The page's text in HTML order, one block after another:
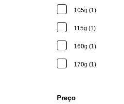
105g (1)
115g (1)
160g (1)
170g (1)
Preço